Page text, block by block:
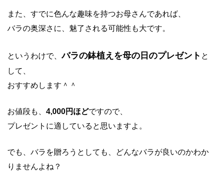
また、すでに色んな趣味を持つお母さんであれば、
バラの奥深さに、魅了される可能性も大です。
というわけで、バラの鉢植えを母の日のプレゼント と
して、
おすすめします＾＾
お値段も、 4,000円ほどですので、
プレゼントに適していると思いますよ。
でも、バラを贈ろうとしても、どんなバラが良いのかわか
りませんよね？